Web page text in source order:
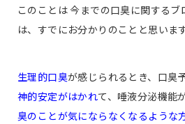
このことは 今までの口臭に関する
は、すでにお分かりのことと思います
生理的口臭が感じられるとき、口臭
神的安定がはかれて、唾液分泌機能
臭のことが気にならなくなるような